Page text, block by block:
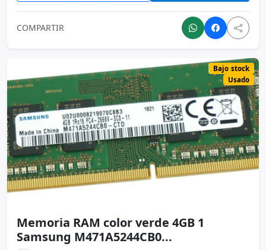
Memoria RAM color verde 4GB 1
Samsung M471A5244CB0...
Samsung
Precio
$ 105.000
Consultar